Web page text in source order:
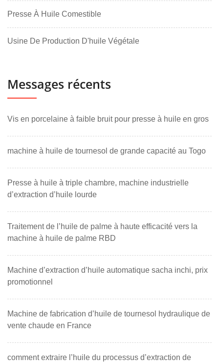
Presse À Huile Comestible
Usine De Production D'huile Végétale
Messages récents
Vis en porcelaine à faible bruit pour presse à huile en gros
machine à huile de tournesol de grande capacité au Togo
Presse à huile à triple chambre, machine industrielle
d’extraction d’huile lourde
Traitement de l’huile de palme à haute efficacité vers la
machine à huile de palme RBD
Machine d’extraction d’huile automatique sacha inchi, prix
promotionnel
Machine de fabrication d’huile de tournesol hydraulique de
vente chaude en France
comment extraire l’huile du processus d’extraction de